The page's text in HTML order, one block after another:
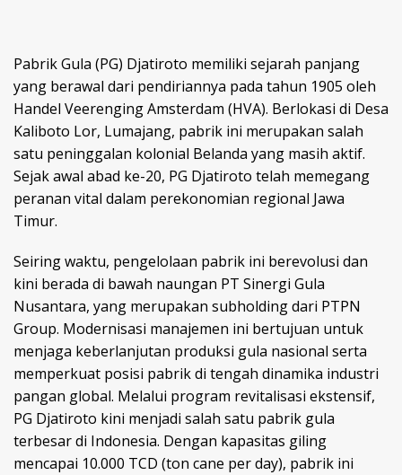
Pabrik Gula (PG) Djatiroto memiliki sejarah panjang
yang berawal dari pendiriannya pada tahun 1905 oleh
Handel Veerenging Amsterdam (HVA). Berlokasi di Desa
Kaliboto Lor, Lumajang, pabrik ini merupakan salah
satu peninggalan kolonial Belanda yang masih aktif.
Sejak awal abad ke-20, PG Djatiroto telah memegang
peranan vital dalam perekonomian regional Jawa
Timur.
Seiring waktu, pengelolaan pabrik ini berevolusi dan
kini berada di bawah naungan PT Sinergi Gula
Nusantara, yang merupakan subholding dari PTPN
Group. Modernisasi manajemen ini bertujuan untuk
menjaga keberlanjutan produksi gula nasional serta
memperkuat posisi pabrik di tengah dinamika industri
pangan global. Melalui program revitalisasi ekstensif,
PG Djatiroto kini menjadi salah satu pabrik gula
terbesar di Indonesia. Dengan kapasitas giling
mencapai 10.000 TCD (ton cane per day), pabrik ini